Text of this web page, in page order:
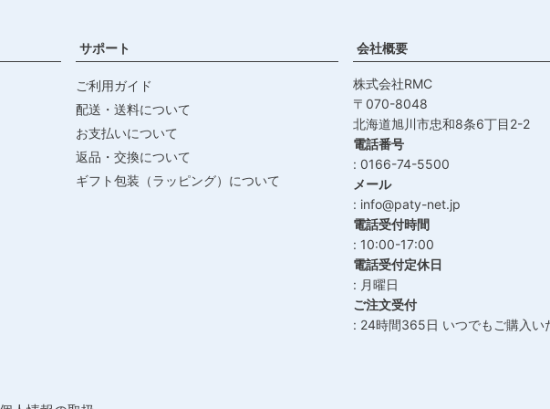
サポート
ご利用ガイド
配送・送料について
お支払いについて
返品・交換について
ギフト包装（ラッピング）について
会社概要
株式会社RMC
070-8048
北海道旭川市忠和8条6丁目2-2
電話番号
0166-74-5500
メール
info@paty-net.jp
電話受付時間
10:00-17:00
電話受付定休日
月曜日
ご注文受付
24時間365日 いつでもご購入い